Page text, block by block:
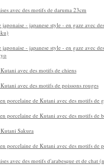
traditionnelles colorées Tokiwamidori
traditionnelles colorées Konpeki bleu
traditionnelles colorées Kakitsubata
avec des motifs de daruma 23cm
japonaise - japanese style - en gaze avec
- japanese style - en gaze avec
avec des motifs de chiens
avec des motifs de poissons rouges
porcelaine de Kutani avec des motifs de
porcelaine de Kutani avec des motifs de